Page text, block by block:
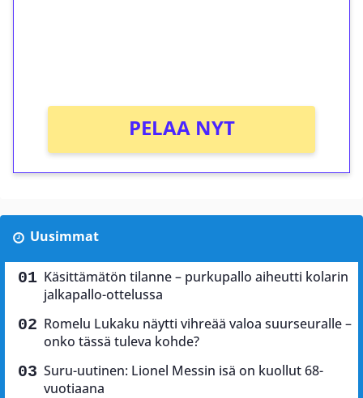
PELAA NYT
Uusimmat
Käsittämätön tilanne – purkupallo aiheutti kolarin
jalkapallo-ottelussa
Romelu Lukaku näytti vihreää valoa suurseuralle –
onko tässä tuleva kohde?
Suru-uutinen: Lionel Messin isä on kuollut 68-
vuotiaana